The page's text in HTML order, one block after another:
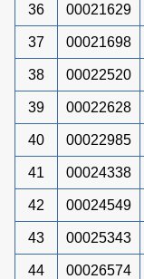
36 00021629
37 00021698
38 00022520
39 00022628
40 00022985
41 00024338
42 00024549
43 00025343
44 00026574